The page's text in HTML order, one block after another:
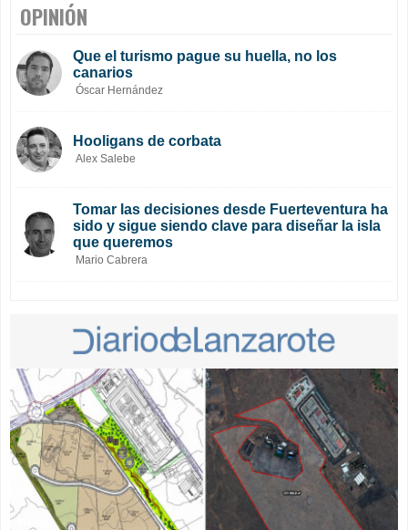
OPINIÓN
Que el turismo pague su huella, no los
canarios
Óscar Hernández
Hooligans de corbata
Alex Salebe
Tomar las decisiones desde Fuerteventura ha
sido y sigue siendo clave para diseñar la isla
que queremos
Mario Cabrera